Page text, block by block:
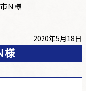
Ｎ様
2020年5月18日
様